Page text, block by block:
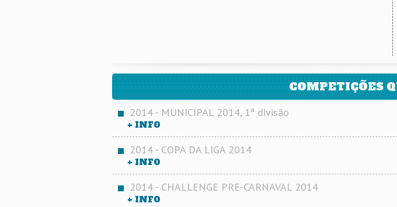
COMPETIÇÕES
2014 - MUNICIPAL 2014, 1ª divisão
+ INFO
2014 - COPA DA LIGA 2014
+ INFO
2014 - CHALLENGE PRE-CARNAVAL 2014
+ INFO